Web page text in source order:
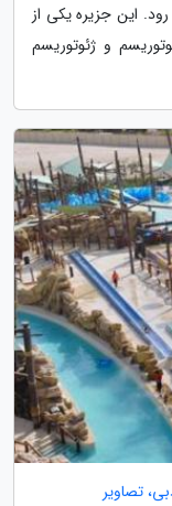
این جزیره یکی از
و ژئوتوریسم
تصاویر